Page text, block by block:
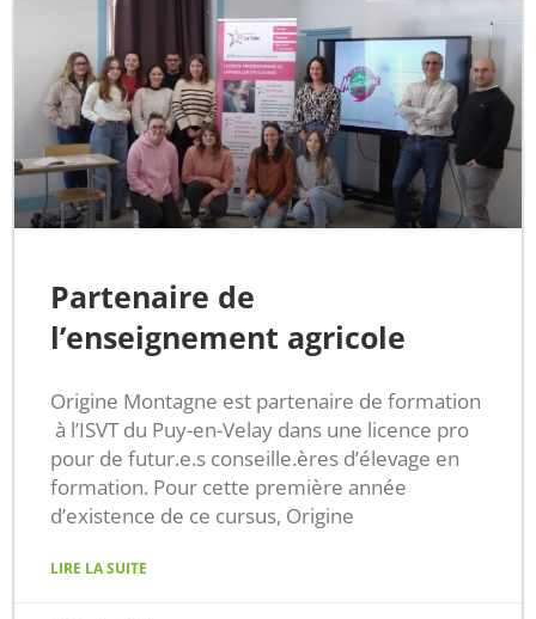
Partenaire de
l’enseignement agricole
Origine Montagne est partenaire de formation
à l’ISVT du Puy-en-Velay dans une licence pro
pour de futur.e.s conseille.ères d’élevage en
formation. Pour cette première année
d’existence de ce cursus, Origine
LIRE LA SUITE